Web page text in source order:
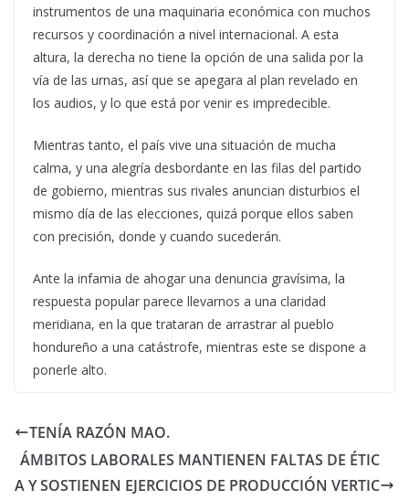
instrumentos de una maquinaria económica con muchos
recursos y coordinación a nivel internacional. A esta
altura, la derecha no tiene la opción de una salida por la
vía de las urnas, así que se apegara al plan revelado en
los audios, y lo que está por venir es impredecible.
Mientras tanto, el país vive una situación de mucha
calma, y una alegría desbordante en las filas del partido
de gobierno, mientras sus rivales anuncian disturbios el
mismo día de las elecciones, quizá porque ellos saben
con precisión, donde y cuando sucederán.
Ante la infamia de ahogar una denuncia gravísima, la
respuesta popular parece llevarnos a una claridad
meridiana, en la que trataran de arrastrar al pueblo
hondureño a una catástrofe, mientras este se dispone a
ponerle alto.
TENÍA RAZÓN MAO.
ÁMBITOS LABORALES MANTIENEN FALTAS DE ÉTIC
A Y SOSTIENEN EJERCICIOS DE PRODUCCIÓN VERTIC